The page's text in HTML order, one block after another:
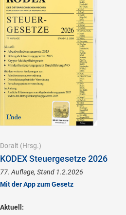
Doralt (Hrsg.)
KODEX Steuergesetze 2026
77. Auflage, Stand 1.2.2026
Mit der App zum Gesetz
Aktuell: